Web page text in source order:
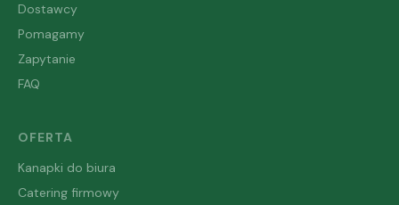
Dostawcy
Pomagamy
Zapytanie
FAQ
OFERTA
Kanapki do biura
Catering firmowy